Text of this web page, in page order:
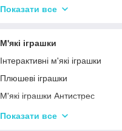
Іграшковий салон краси, трюмо
Барбі та схожі ляльки
Лялькові будиночки
Візочки для ляльок
Ліжечка для ляльок
Одяг та аксесуари для Ляльок
Показати все
М'які іграшки
Інтерактивні м'які іграшки
Плюшеві іграшки
М'які іграшки Антистрес
Іграшки для лялькового театру
Показати все